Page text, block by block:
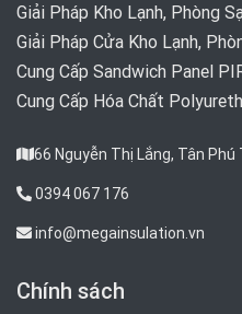
Giải Pháp Kho Lạnh, Phòng
Giải Pháp Cửa Kho Lạnh,
Cung Cấp Sandwich Panel
Cung Cấp Hóa Chất
66 Nguyễn Thị Lắng, Tân Phú
0394 067 176
info@megainsulation.vn
Chính sách